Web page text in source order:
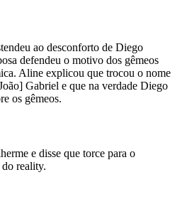
ao desconforto de Diego
defendeu o motivo dos gêmeos
Aline explicou que trocou o nome
Gabriel e que na verdade Diego
os gêmeos.
e disse que torce para o
do reality.